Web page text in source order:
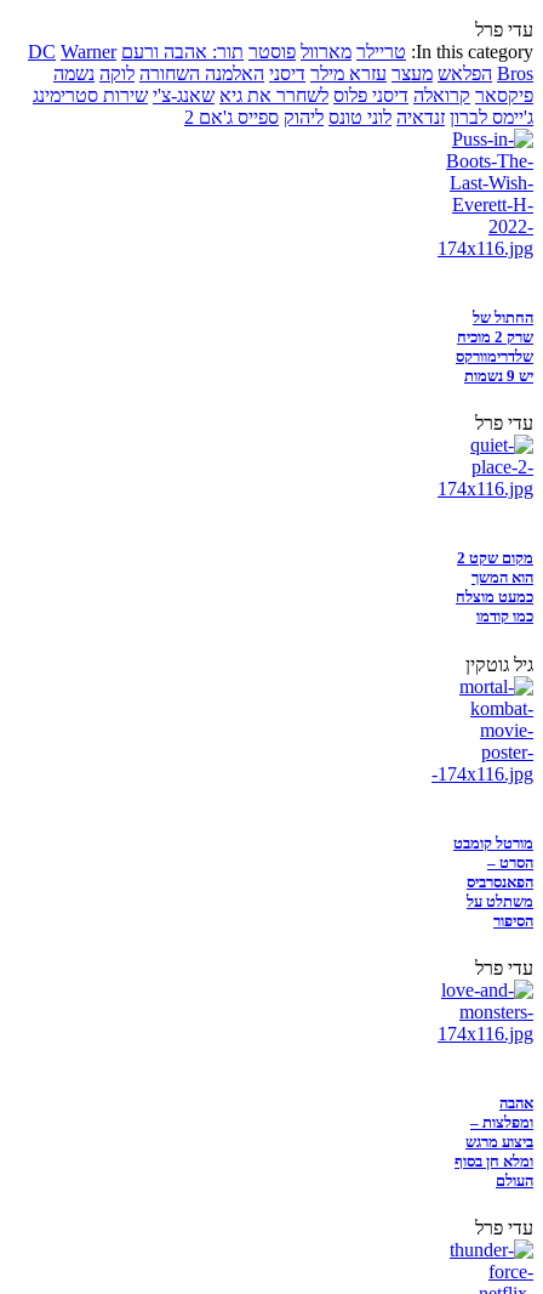
עדי פרל
In this category: טריילר מארוול פוסטר תור: אהבה ורעם DC Warner
Bros הפלאש מעצר עזרא מילר דיסני האלמנה השחורה לוקה נשמה
פיקסאר קרואלה דיסני פלוס לשחרר את גיא שאנג-צ'י שירות סטרימינג
ג'יימס לברון זנדאיה לוני טונס ליהוק ספייס ג'אם 2
החתול של
שרק 2 מוכיח
שלדרימוורקס
יש 9 נשמות
עדי פרל
מקום שקט 2
הוא המשך
כמעט מוצלח
כמו קודמו
גיל גוטקין
מורטל קומבט
הסרט –
הפאנסרביס
משתלט על
הסיפור
עדי פרל
אהבה
ומפלצות –
ביצוע מרגש
ומלא חן בסוף
העולם
עדי פרל